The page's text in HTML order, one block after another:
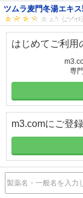
ツムラ麦門冬湯エキス
はじめてご利用
専
m3.comにご登